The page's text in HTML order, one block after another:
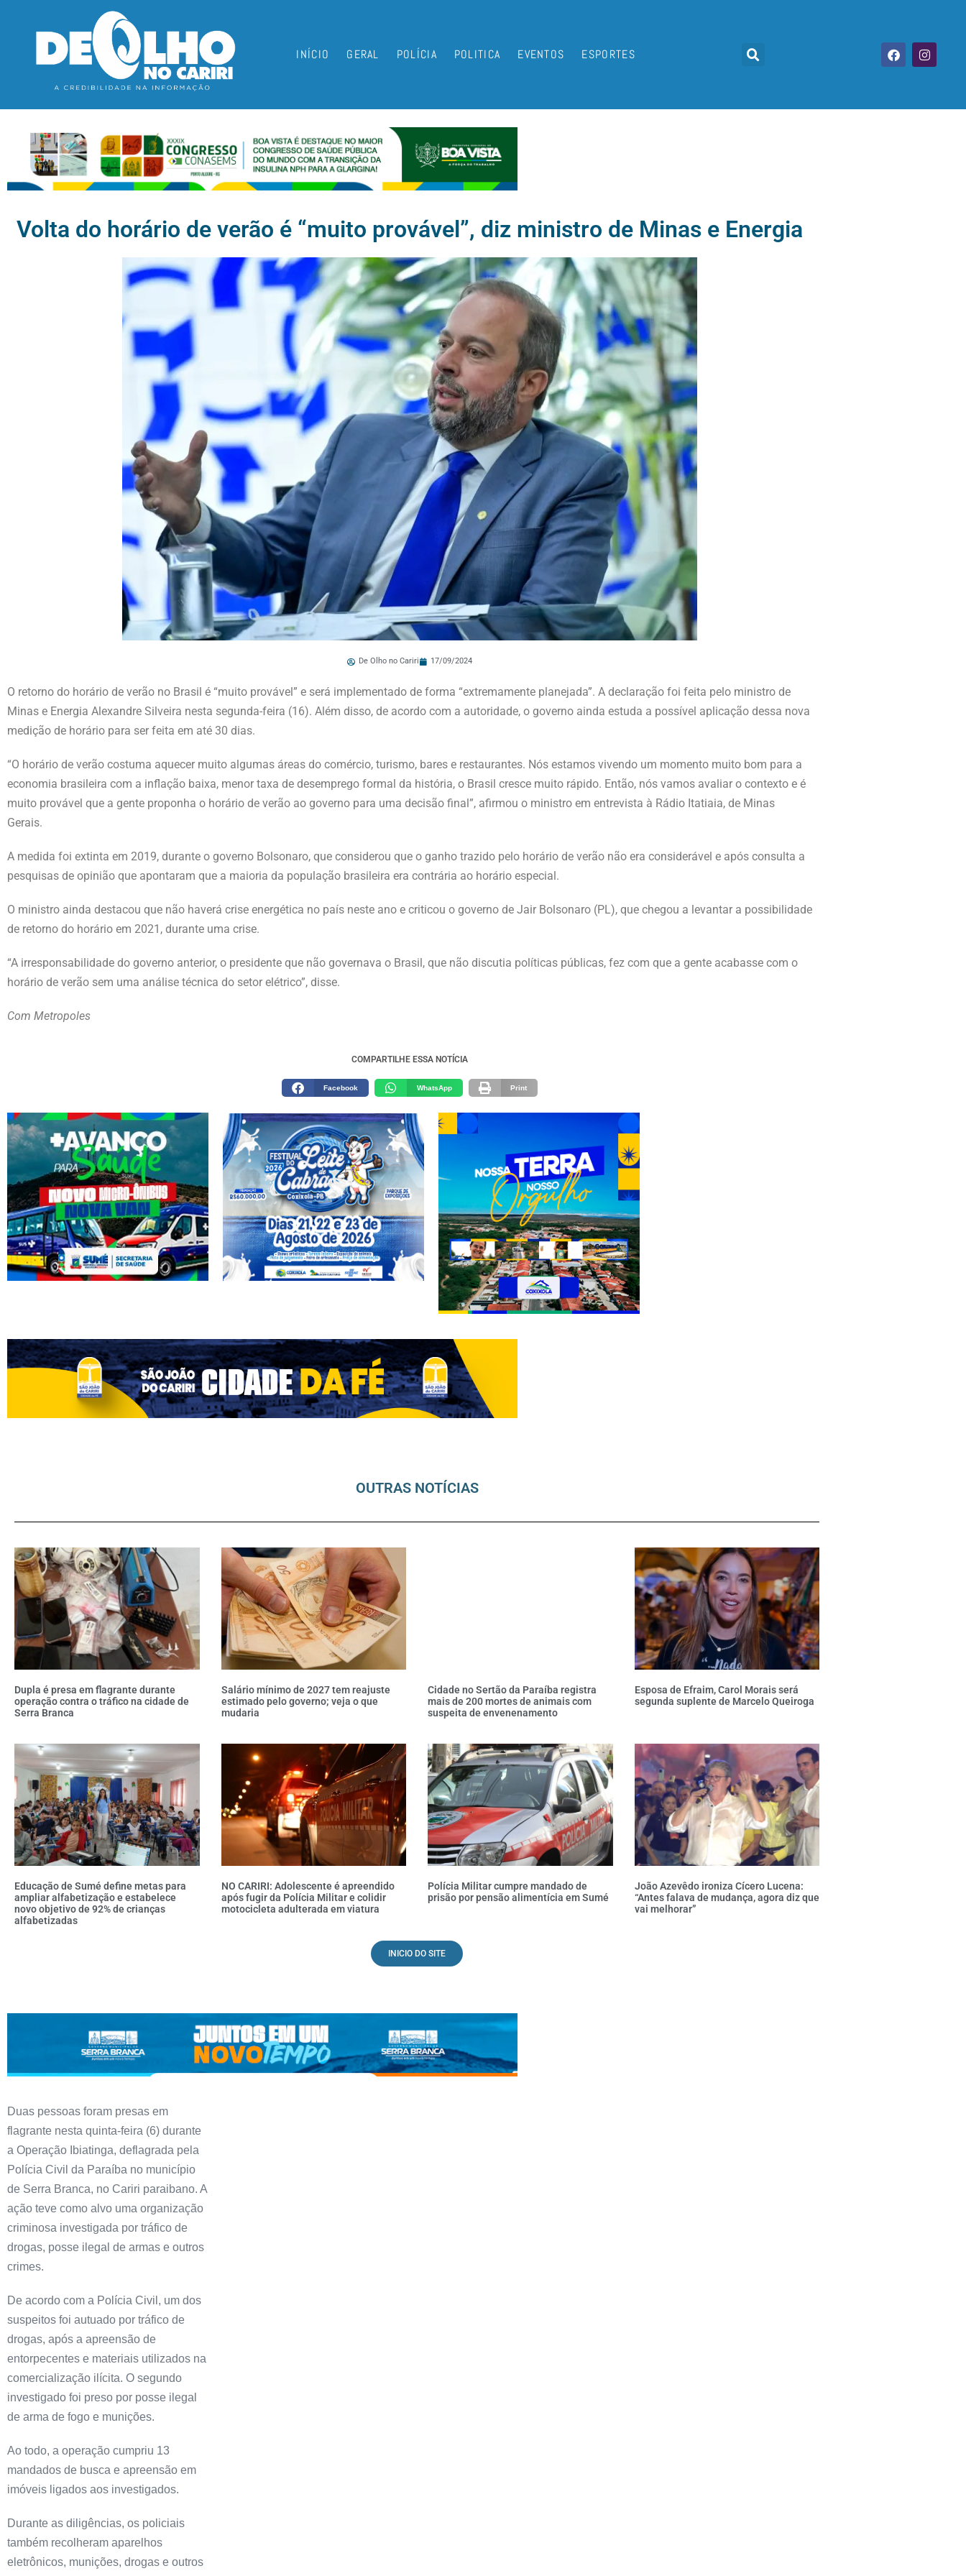
INÍCIO GERAL POLÍCIA POLITICA EVENTOS ESPORTES
Volta do horário de verão é “muito provável”, diz ministro de Minas e Energia
De Olho no Cariri 17/09/2024
O retorno do horário de verão no Brasil é “muito provável” e será implementado de forma “extremamente planejada”. A declaração foi feita pelo ministro de
Minas e Energia Alexandre Silveira nesta segunda-feira (16). Além disso, de acordo com a autoridade, o governo ainda estuda a possível aplicação dessa nova
medição de horário para ser feita em até 30 dias.
“O horário de verão costuma aquecer muito algumas áreas do comércio, turismo, bares e restaurantes. Nós estamos vivendo um momento muito bom para a
economia brasileira com a inflação baixa, menor taxa de desemprego formal da história, o Brasil cresce muito rápido. Então, nós vamos avaliar o contexto e é
muito provável que a gente proponha o horário de verão ao governo para uma decisão final”, afirmou o ministro em entrevista à Rádio Itatiaia, de Minas
Gerais.
A medida foi extinta em 2019, durante o governo Bolsonaro, que considerou que o ganho trazido pelo horário de verão não era considerável e após consulta a
pesquisas de opinião que apontaram que a maioria da população brasileira era contrária ao horário especial.
O ministro ainda destacou que não haverá crise energética no país neste ano e criticou o governo de Jair Bolsonaro (PL), que chegou a levantar a possibilidade
de retorno do horário em 2021, durante uma crise.
“A irresponsabilidade do governo anterior, o presidente que não governava o Brasil, que não discutia políticas públicas, fez com que a gente acabasse com o
horário de verão sem uma análise técnica do setor elétrico”, disse.
Com Metropoles
COMPARTILHE ESSA NOTÍCIA
Facebook WhatsApp Print
OUTRAS NOTÍCIAS
Dupla é presa em flagrante durante
operação contra o tráfico na cidade de
Serra Branca
Salário mínimo de 2027 tem reajuste
estimado pelo governo; veja o que
mudaria
Cidade no Sertão da Paraíba registra
mais de 200 mortes de animais com
suspeita de envenenamento
Esposa de Efraim, Carol Morais será
segunda suplente de Marcelo Queiroga
Educação de Sumé define metas para
ampliar alfabetização e estabelece
novo objetivo de 92% de crianças
alfabetizadas
NO CARIRI: Adolescente é apreendido
após fugir da Polícia Militar e colidir
motocicleta adulterada em viatura
Polícia Militar cumpre mandado de
prisão por pensão alimentícia em Sumé
João Azevêdo ironiza Cícero Lucena:
“Antes falava de mudança, agora diz que
vai melhorar”
INICIO DO SITE
Duas pessoas foram presas em
flagrante nesta quinta-feira (6) durante
a Operação Ibiatinga, deflagrada pela
Polícia Civil da Paraíba no município
de Serra Branca, no Cariri paraibano. A
ação teve como alvo uma organização
criminosa investigada por tráfico de
drogas, posse ilegal de armas e outros
crimes.
De acordo com a Polícia Civil, um dos
suspeitos foi autuado por tráfico de
drogas, após a apreensão de
entorpecentes e materiais utilizados na
comercialização ilícita. O segundo
investigado foi preso por posse ilegal
de arma de fogo e munições.
Ao todo, a operação cumpriu 13
mandados de busca e apreensão em
imóveis ligados aos investigados.
Durante as diligências, os policiais
também recolheram aparelhos
eletrônicos, munições, drogas e outros